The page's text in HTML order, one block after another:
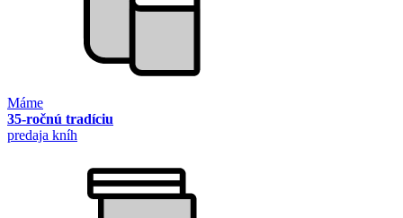
Máme
35-ročnú tradíciu
predaja kníh